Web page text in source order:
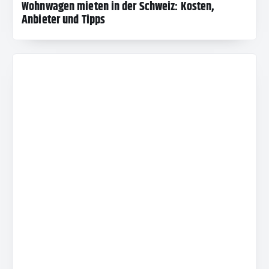
Wohnwagen mieten in der Schweiz: Kosten,
Anbieter und Tipps